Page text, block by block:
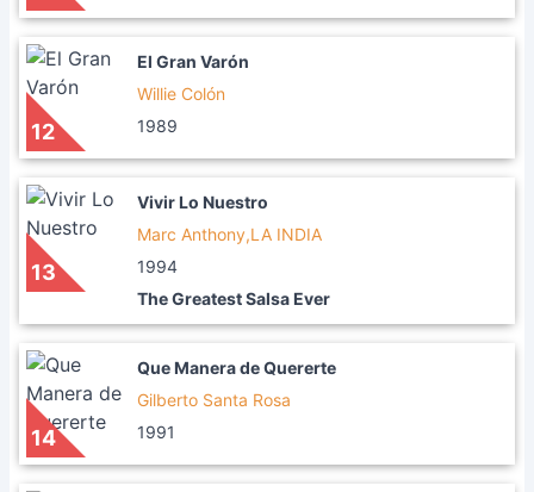
12
El Gran Varón
Willie Colón
1989
13
Vivir Lo Nuestro
Marc Anthony,LA INDIA
1994
The Greatest Salsa Ever
14
Que Manera de Quererte
Gilberto Santa Rosa
1991